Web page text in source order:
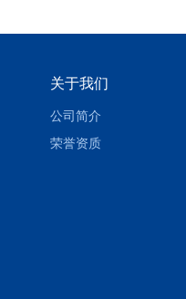
关于我们
公司简介
荣誉资质